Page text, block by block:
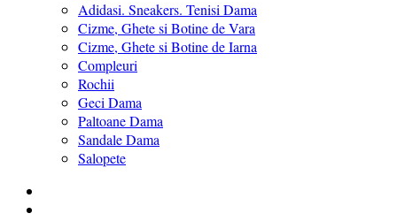
Adidasi. Sneakers. Tenisi Dama
Cizme, Ghete si Botine de Vara
Cizme, Ghete si Botine de Iarna
Compleuri
Rochii
Geci Dama
Paltoane Dama
Sandale Dama
Salopete